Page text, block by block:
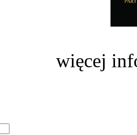
więcej